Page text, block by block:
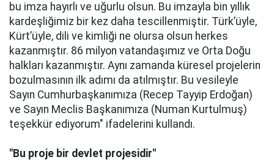
bu imza hayırlı ve uğurlu olsun. Bu imzayla bin yıllık
kardeşliğimiz bir kez daha tescillenmiştir. Türk’üyle,
Kürt’üyle, dili ve kimliği ne olursa olsun herkes
kazanmıştır. 86 milyon vatandaşımız ve Orta Doğu
halkları kazanmıştır. Aynı zamanda küresel projelerin
bozulmasının ilk adımı da atılmıştır. Bu vesileyle
Sayın Cumhurbaşkanımıza (Recep Tayyip Erdoğan)
ve Sayın Meclis Başkanımıza (Numan Kurtulmuş)
teşekkür ediyorum" ifadelerini kullandı.
"Bu proje bir devlet projesidir"